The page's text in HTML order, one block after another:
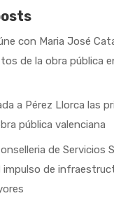
con Maria José
de la obra pública
a Pérez Llorca las
pública valenciana
de Servicios
impulso de